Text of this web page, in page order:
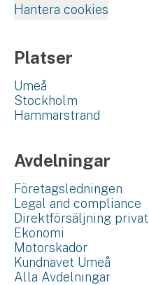
Hantera cookies
Platser
Umeå
Stockholm
Hammarstrand
Avdelningar
Företagsledningen
Legal and compliance
Direktförsäljning privat
Ekonomi
Motorskador
Kundnavet Umeå
Alla Avdelningar